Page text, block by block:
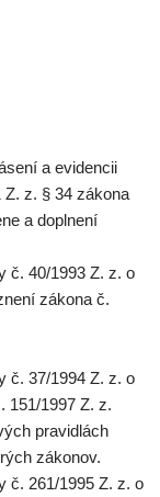
a evidencii
z. § 34 zákona
a doplnení
č. 40/1993 Z. z. o
zákona č.
č. 37/1994 Z. z. o
151/1997 Z. z.
pravidlách
zákonov.
č. 261/1995 Z. z. o